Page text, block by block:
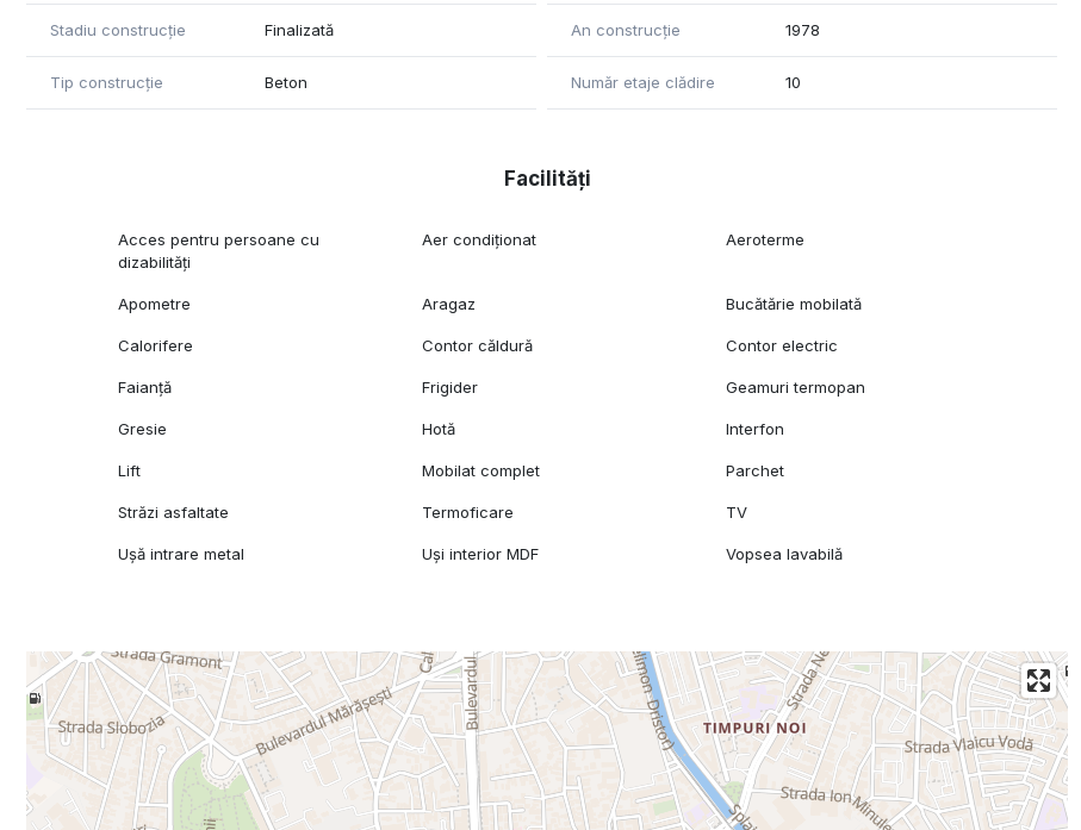
Parcul Tineretului și RATB foarte aproape.
- Proximitate fata de scoli, gradinite, magazine si restaurante, facilitand un stil de viata modern.
- Nu ratați șansa de a locui într-un apartament, într-o zonă centrala a capitalei!
-Agenția noastră va poate oferi consultanta bancara gratuita pentru obținerea unui credit ipotecar/noua casa sau
- Pentru vizionari sau pentru mai multe detalii ne puteți contacta 0722240294
Stadiu construcție Finalizată An construcție 1978
Tip construcție Beton Număr etaje clădire 10
Facilități
Acces pentru persoane cu
dizabilități
Aer condiționat Aeroterme
Apometre Aragaz Bucătărie mobilată
Calorifere Contor căldură Contor electric
Faianță Frigider Geamuri termopan
Gresie Hotă Interfon
Lift Mobilat complet Parchet
Străzi asfaltate Termoficare TV
Ușă intrare metal Uși interior MDF Vopsea lavabilă